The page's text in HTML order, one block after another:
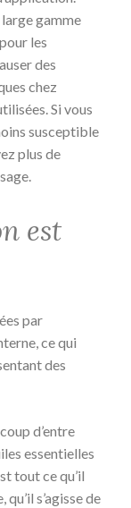
gamme
les
des
chez
Si vous
susceptible
plus de
est
par
ce qui
des
d’entre
essentielles
tout ce qu’il
s’agisse de